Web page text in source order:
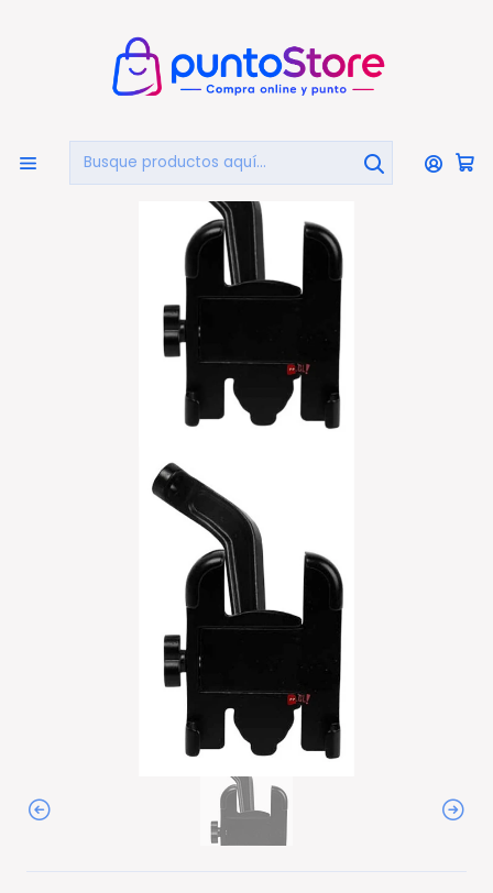
CELULARES Y ACCESORIOS Soportes Celular
Soporte Porta Celular Bicicletas Con Rotación - Ps